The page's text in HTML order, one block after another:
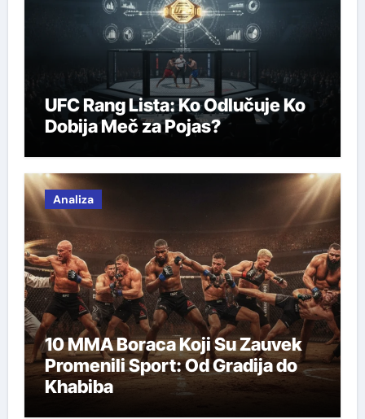
UFC Rang Lista: Ko Odlučuje Ko
Dobija Meč za Pojas?
Analiza
10 MMA Boraca Koji Su Zauvek
Promenili Sport: Od Gradija do
Khabiba